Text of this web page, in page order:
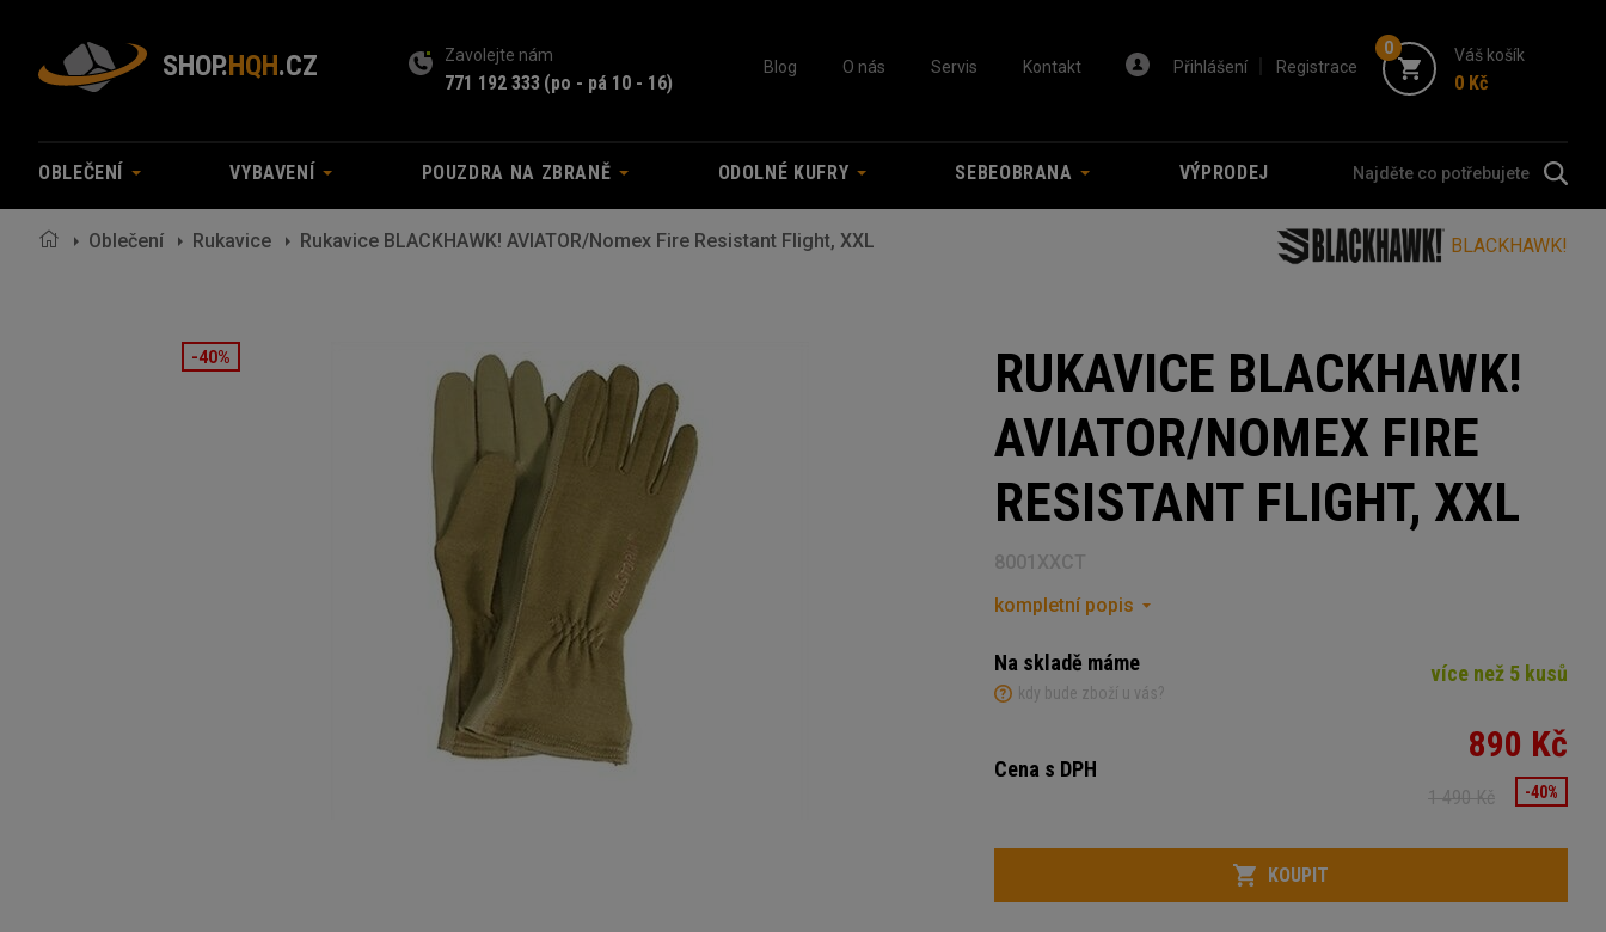
SHOP.HQH.CZ Zavolejte nám
771 192 333 (po - pá 10 - 16)
Blog O nás Servis Kontakt Přihlášení Registrace
0 Váš košík
0 Kč
OBLEČENÍ VYBAVENÍ POUZDRA NA ZBRANĚ ODOLNÉ KUFRY SEBEOBRANA VÝPRODEJ
Oblečení Rukavice Rukavice BLACKHAWK! AVIATOR/Nomex Fire Resistant Flight, XXL BLACKHAWK!
-40%
RUKAVICE BLACKHAWK!
AVIATOR/NOMEX FIRE
RESISTANT FLIGHT, XXL
8001XXCT
kompletní popis
Na skladě máme
kdy bude zboží u vás?
více než 5 kusů
Cena s DPH
890 Kč
1 490 Kč -40%
Počet
KOUPIT